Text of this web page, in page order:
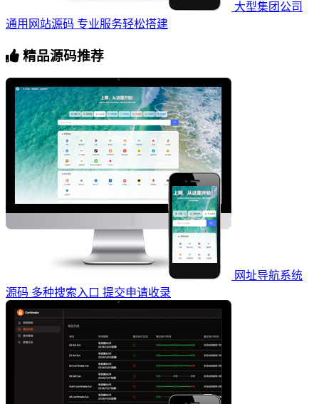
大型集团公司
通用网站源码 专业服务轻松搭建
精品源码推荐
网址导航系统
源码 多种搜索入口 提交申请收录